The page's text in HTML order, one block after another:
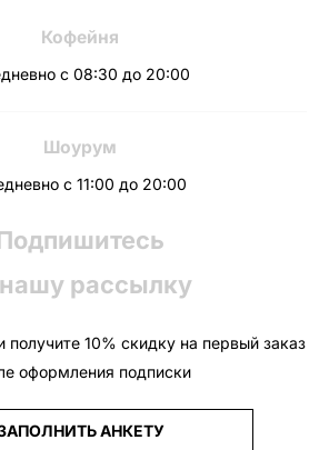
Кофейня
с 08:30 до 20:00
Шоурум
с 11:00 до 20:00
рассылку
получите 10% скидку на первый заказ
оформления подписки
АНКЕТУ